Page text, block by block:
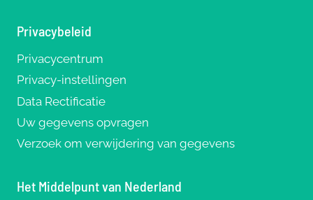
Privacybeleid
Privacycentrum
Privacy-instellingen
Data Rectificatie
Uw gegevens opvragen
Verzoek om verwijdering van gegevens
Het Middelpunt van Nederland